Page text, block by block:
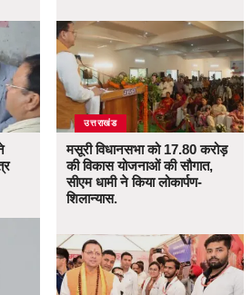
उत्तराखंड
मसूरी विधानसभा को 17.80 करोड़
की विकास योजनाओं की सौगात,
सीएम धामी ने किया लोकार्पण-
शिलान्यास.